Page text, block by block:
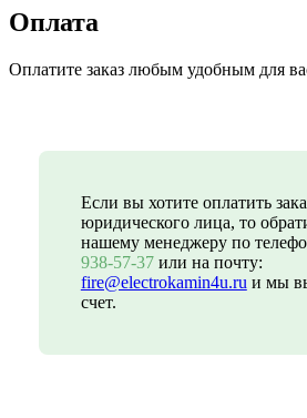
Оплата
Оплатите заказ любым удобным для
Если вы хотите оплатить
юридического лица, то
нашему менеджеру по
938-57-37или на почту:
fire@electrokamin4u.ru и мы
счет.